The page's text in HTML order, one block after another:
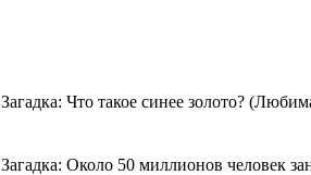
Загадка: Что такое синее золото?
Загадка: Около 50 миллионов человек